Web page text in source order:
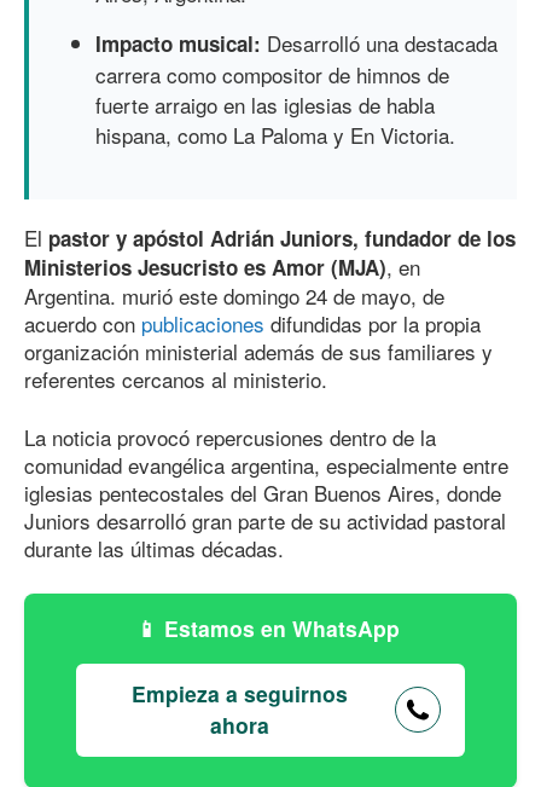
Impacto musical: Desarrolló una destacada
carrera como compositor de himnos de
fuerte arraigo en las iglesias de habla
hispana, como La Paloma y En Victoria.
El pastor y apóstol Adrián Juniors, fundador de los
Ministerios Jesucristo es Amor (MJA), en
Argentina. murió este domingo 24 de mayo, de
acuerdo con publicaciones difundidas por la propia
organización ministerial además de sus familiares y
referentes cercanos al ministerio.
La noticia provocó repercusiones dentro de la
comunidad evangélica argentina, especialmente entre
iglesias pentecostales del Gran Buenos Aires, donde
Juniors desarrolló gran parte de su actividad pastoral
durante las últimas décadas.
Estamos en WhatsApp
Empieza a seguirnos
ahora